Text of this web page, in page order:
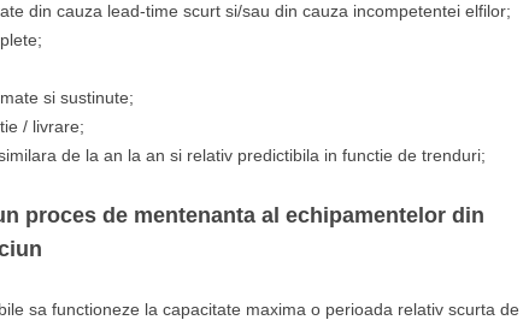
din cauza lead-time scurt si/sau din cauza incompetentei elfilor;
si sustinute;
/ livrare;
de la an la an si relativ predictibila in functie de trenduri;
proces de mentenanta al echipamentelor din
sa functioneze la capacitate maxima o perioada relativ scurta de